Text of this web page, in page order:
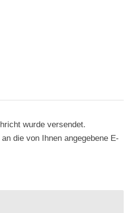
wurde versendet.
die von Ihnen angegebene E-